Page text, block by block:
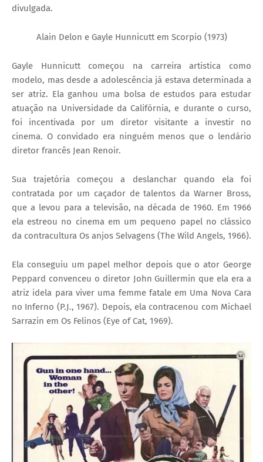
divulgada.
Alain Delon e Gayle Hunnicutt em Scorpio (1973)
Gayle Hunnicutt começou na carreira artistica como
modelo, mas desde a adolescência já estava determinada a
ser atriz. Ela ganhou uma bolsa de estudos para estudar
atuação na Universidade da Califórnia, e durante o curso,
foi incentivada por um diretor visitante a investir no
cinema. O convidado era ninguém menos que o lendário
diretor francês Jean Renoir.
Sua trajetória começou a deslanchar quando ela foi
contratada por um caçador de talentos da Warner Bross,
que a levou para a televisão, na década de 1960. Em 1966
ela estreou no cinema em um pequeno papel no clássico
da contracultura Os anjos Selvagens (The Wild Angels, 1966).
Ela conseguiu um papel melhor depois que o ator George
Peppard convenceu o diretor John Guillermin que ela era a
atriz idela para viver uma femme fatale em Uma Nova Cara
no Inferno (P.J., 1967). Depois, ela contracenou com Michael
Sarrazin em Os Felinos (Eye of Cat, 1969).